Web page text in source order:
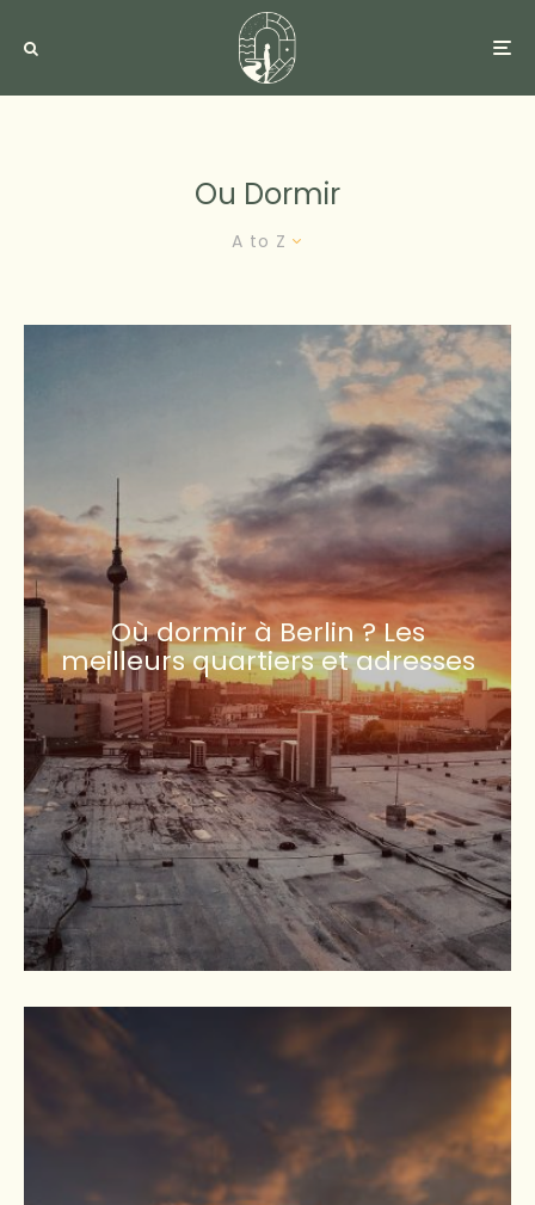
Ou Dormir
A to Z
Où dormir à Berlin ? Les
meilleurs quartiers et adresses